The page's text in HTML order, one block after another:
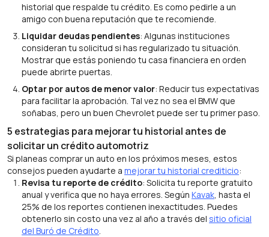
historial que respalde tu crédito. Es como pedirle a un
amigo con buena reputación que te recomiende.
Liquidar deudas pendientes: Algunas instituciones
consideran tu solicitud si has regularizado tu situación.
Mostrar que estás poniendo tu casa financiera en orden
puede abrirte puertas.
Optar por autos de menor valor: Reducir tus expectativas
para facilitar la aprobación. Tal vez no sea el BMW que
soñabas, pero un buen Chevrolet puede ser tu primer paso.
5 estrategias para mejorar tu historial antes de
solicitar un crédito automotriz
Si planeas comprar un auto en los próximos meses, estos
consejos pueden ayudarte a mejorar tu historial crediticio:
Revisa tu reporte de crédito: Solicita tu reporte gratuito
anual y verifica que no haya errores. Según Kavak, hasta el
25% de los reportes contienen inexactitudes. Puedes
obtenerlo sin costo una vez al año a través del sitio oficial
del Buró de Crédito.